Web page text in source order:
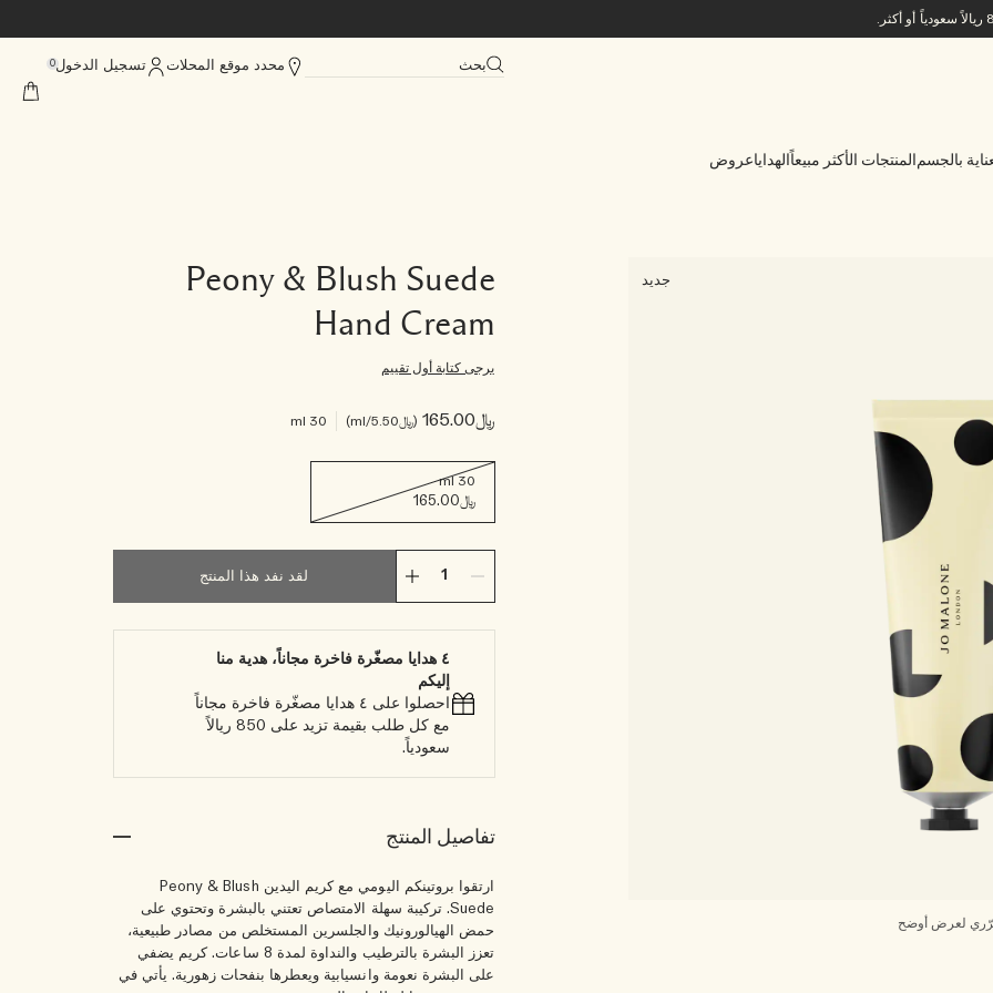
بحث محدد موقع المحلات تسجيل الدخول0
بالجسم المنتجات الأكثر مبيعاً الهداياعروض
Peony & Blush Suede
Hand Cream
يرجى كتابة أول تقييم
جديد
لعرض أوضح
﷼165.00 ﷼5.50 /ml
30 ml
30 ml
﷼165.00
لقد نفد هذا المنتج
٤ هدايا مصغّرة فاخرة مجاناً، هدية منا
إليكم
احصلوا على ٤ هدايا مصغّرة فاخرة مجاناً
مع كل طلب بقيمة تزيد على 850 ريالاً
سعودياً.
تفاصيل المنتج
ارتقوا بروتينكم اليومي مع كريم اليدين Peony & Blush
Suede. تركيبة سهلة الامتصاص تعتني بالبشرة وتحتوي على
حمض الهيالورونيك والجلسرين المستخلص من مصادر طبيعية،
تعزز البشرة بالترطيب والنداوة لمدة 8 ساعات. كريم يضفي
على البشرة نعومة وانسيابية ويعطرها بنفحات زهورية. يأتي في